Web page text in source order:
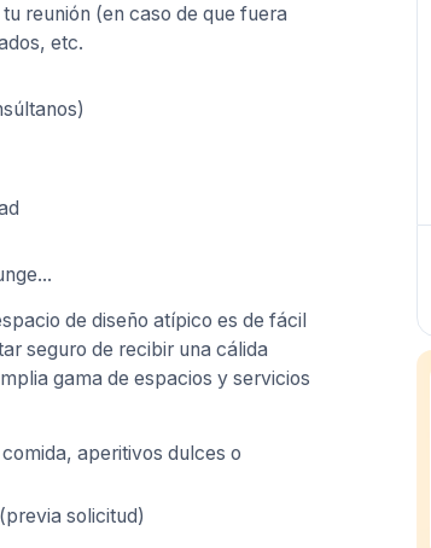
reunión (en caso de que fuera
etc.
de diseño atípico es de fácil
seguro de recibir una cálida
gama de espacios y servicios
aperitivos dulces o
solicitud)